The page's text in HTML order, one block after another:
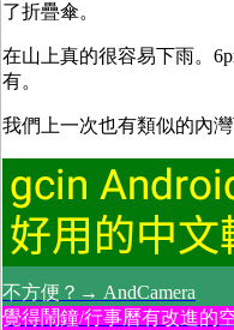
了折疊傘。
在山上真的很容易下雨。
有。
我們上一次也有類似的內灣
不方便？→ AndCamera
覺得鬧鐘/行事曆有改進的